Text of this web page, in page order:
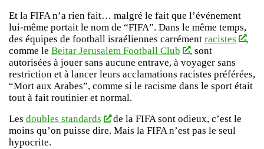
Et la FIFA n’a rien fait… malgré le fait que l’événement
lui-même portait le nom de “FIFA”. Dans le même temps,
des équipes de football israéliennes carrément racistes
,
comme le Beitar Jerusalem Football Club
, sont
autorisées à jouer sans aucune entrave, à voyager sans
restriction et à lancer leurs acclamations racistes préférées,
“Mort aux Arabes”, comme si le racisme dans le sport était
tout à fait routinier et normal.
Les doubles standards
de la FIFA sont odieux, c’est le
moins qu’on puisse dire. Mais la FIFA n’est pas le seul
hypocrite.